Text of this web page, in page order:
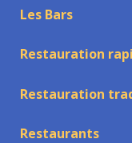
Les Bars
Restauration
Restauration
Restaurants